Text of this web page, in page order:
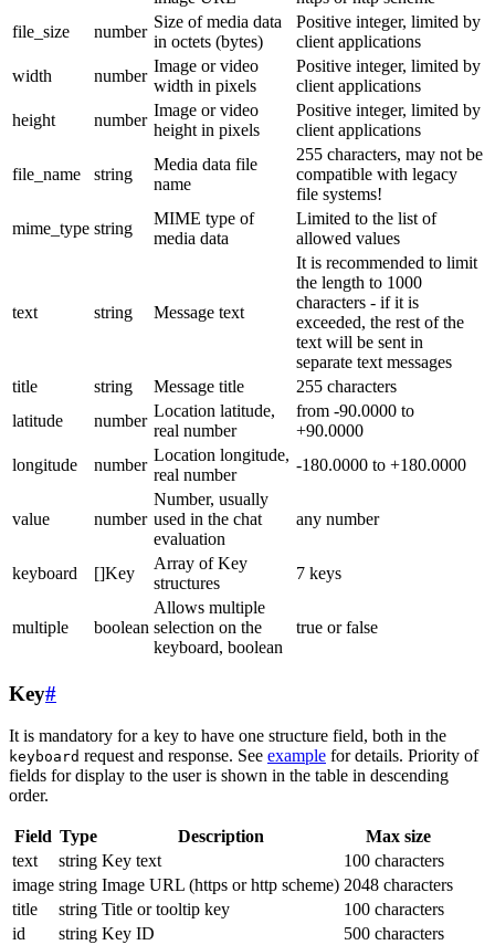
file_size
number
Size of media data
in octets (bytes)
Positive integer, limited by
client applications
width
number
Image or video
width in pixels
Positive integer, limited by
client applications
height
number
Image or video
height in pixels
Positive integer, limited by
client applications
file_name string
Media data file
name
255 characters, may not be
compatible with legacy
file systems!
mime_type string
MIME type of
media data
Limited to the list of
allowed values
text string Message text
It is recommended to limit
the length to 1000
characters - if it is
exceeded, the rest of the
text will be sent in
separate text messages
title
string Message title
255 characters
latitude
number
Location latitude,
real number
from -90.0000 to
+90.0000
longitude
number
Location longitude,
real number
-180.0000 to +180.0000
value number
Number, usually
used in the chat
evaluation
any number
keyboard []Key
Array of Key
structures
7 keys
multiple boolean
Allows multiple
selection on the
keyboard, boolean
true or false
Key#
It is mandatory for a key to have one structure field, both in the
keyboard request and response. See example for details. Priority of
fields for display to the user is shown in the table in descending
order.
Field Type Description
Max size
text
string Key text
100 characters
image string Image URL (https or http scheme) 2048 characters
title
string Title or tooltip key
100 characters
id
string Key ID 500 characters